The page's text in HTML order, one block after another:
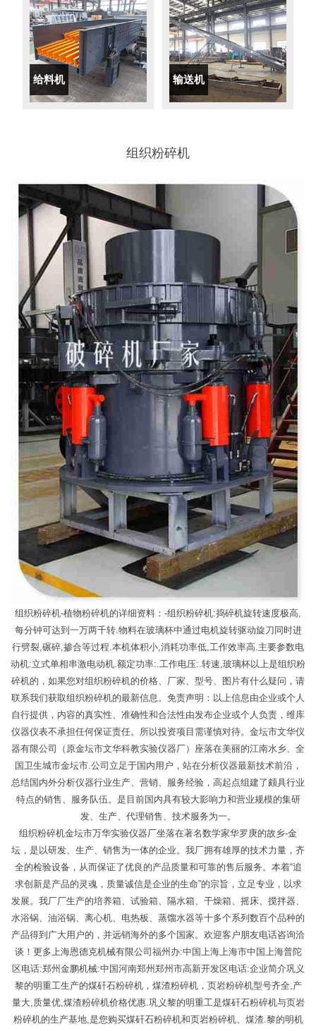
给料机 输送机
组织粉碎机
组织粉碎机-植物粉碎机的详细资料：-组织粉碎机:捣碎机旋转速度极高,
每分钟可达到一万两千转.物料在玻璃杯中通过电机旋转驱动旋刀同时进
行劈裂,碾碎,掺合等过程.本机体积小,消耗功率低,工作效率高.主要参数电
动机:立式单相串激电动机.额定功率:.工作电压:.转速,玻璃杯以上是组织粉
碎机的，如果您对组织粉碎机的价格、厂家、型号、图片有什么疑问，请
联系我们获取组织粉碎机的最新信息。免责声明：以上信息由企业或个人
自行提供，内容的真实性、准确性和合法性由发布企业或个人负责，维库
仪器仪表不承担任何保证责任。所以投资项目需谨慎对待。金坛市文华仪
器有限公司（原金坛市文华科教实验仪器厂）座落在美丽的江南水乡、全
国卫生城市金坛市.公司立足于国内用户，站在分析仪器最新技术前沿，
总结国内外分析仪器行业生产、营销、服务经验，高起点组建了颇具行业
特点的销售、服务队伍。是目前国内具有较大影响力和营业规模的集研
发、生产、代理销售、技术服务为一。
组织粉碎机金坛市万华实验仪器厂坐落在著名数学家华罗庚的故乡-金
坛，是以研发、生产、销售为一体的企业。我厂拥有雄厚的技术力量，齐
全的检验设备，从而保证了优良的产品质量和可靠的售后服务。本着“追
求创新是产品的灵魂，质量诚信是企业的生命”的宗旨，立足专业，以求
发展。我厂厂生产的培养箱、试验箱、隔水箱、干燥箱、摇床、搅拌器、
水浴锅、油浴锅、离心机、电热板、蒸馏水器等十多个系列数百个品种的
产品得到广大用户的，并远销海外的多个国家。欢迎客户朋友电话咨询洽
谈！更多上海恩德克机械有限公司福州办:中国上海上海市中国上海普陀
区电话:郑州金鹏机械:中国河南郑州郑州市高新开发区电话:企业简介巩义
黎的明重工生产的煤矸石粉碎机，煤渣粉碎机，页岩粉碎机型号齐全,产
量大,质量优,煤渣粉碎机价格优惠.巩义黎的明重工是煤矸石粉碎机与页岩
粉碎机的生产基地,是您购买煤矸石粉碎机和页岩粉碎机、煤渣.黎的明机